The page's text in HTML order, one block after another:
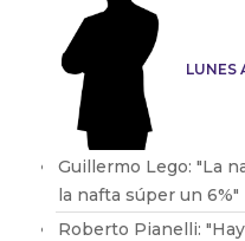
LUNES
Guillermo Lego: "La
la nafta súper un 6%"
Roberto Pianelli: